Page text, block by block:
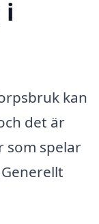
i
kan
det är
som spelar